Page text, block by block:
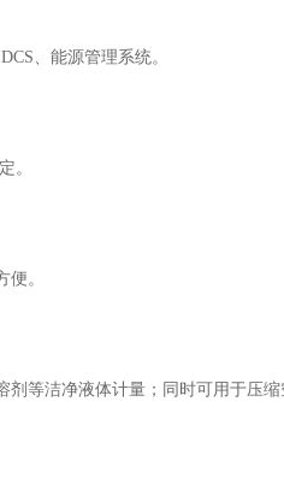
、能源管理系统。
。
。
等洁净液体计量；同时可用于压